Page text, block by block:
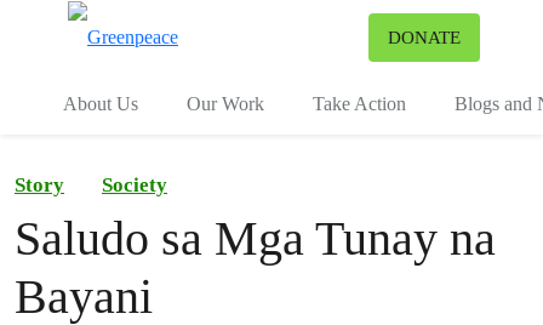
DONATE
About Us Our Work Take Action Blogs and
Story Society
Saludo sa Mga Tunay na
Bayani